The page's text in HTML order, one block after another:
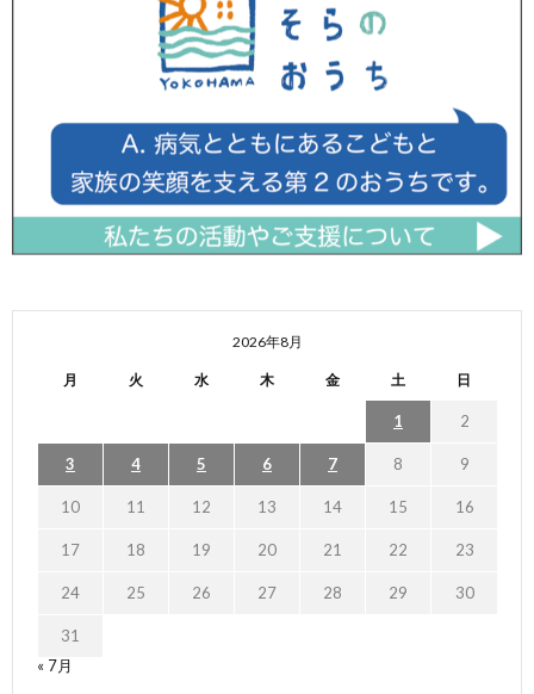
2026年8月
月 火 水 木 金 土 日
1 2
3 4 5 6 7 8 9
10 11 12 13 14 15 16
17 18 19 20 21 22 23
24 25 26 27 28 29 30
31
« 7月